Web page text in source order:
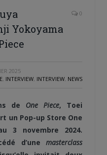
Yokoyama
0
2025
, INTERVIEW, INTERVIEW, NEWS
de One Piece, Toei
un Pop-up Store One
3 novembre 2024.
d’une masterclass